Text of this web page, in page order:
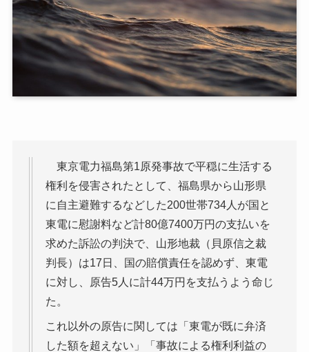
東京電力福島第1原発事故で平穏に生活する
権利を侵害されたとして、福島県から山形県
に自主避難するなどした200世帯734人が国と
東電に慰謝料など計80億7400万円の支払いを
求めた訴訟の判決で、山形地裁（貝原信之裁
判長）は17日、国の賠償責任を認めず、東電
に対し、原告5人に計44万円を支払うよう命じ
た。
これ以外の原告に関しては「東電が既に弁済
した額を超えない」「事故による権利利益の